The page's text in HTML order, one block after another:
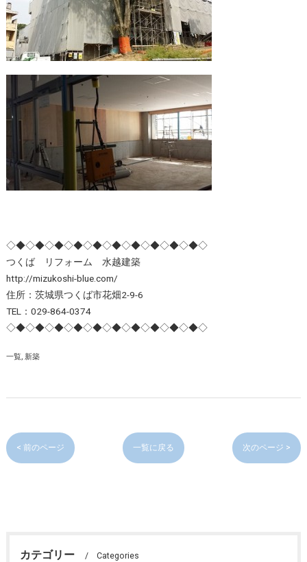
◇◆◇◆◇◆◇◆◇◆◇◆◇◆◇◆◇◆◇◆◇
つくば リフォーム 水越建築
http://mizukoshi-blue.com/
住所：茨城県つくば市花畑2-9-6
TEL：029-864-0374
◇◆◇◆◇◆◇◆◇◆◇◆◇◆◇◆◇◆◇◆◇
一覧 新築
< 前のページ 一覧に戻る 次のページ >
カテゴリー Categories